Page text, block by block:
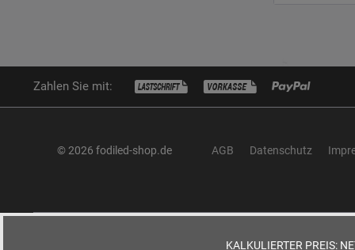
Zahlen Sie mit:
© 2026 fodiled-shop.de AGB Datenschutz
KALKULIERTER PREIS: